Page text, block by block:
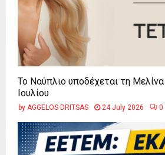
Το Ναύπλιο υποδέχεται τη
Ιουλίου
by AGGELOS DRITSAS 24 July 2026 0